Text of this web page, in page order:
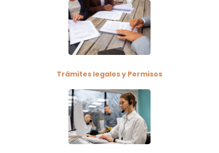
Trámites legales y Permisos